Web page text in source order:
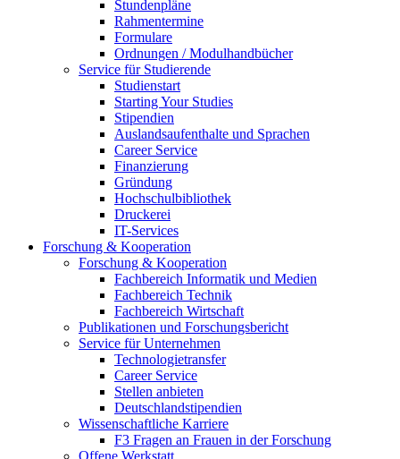
Stundenpläne
Rahmentermine
Formulare
Ordnungen / Modulhandbücher
Service für Studierende
Studienstart
Starting Your Studies
Stipendien
Auslandsaufenthalte und Sprachen
Career Service
Finanzierung
Gründung
Hochschulbibliothek
Druckerei
IT-Services
Forschung & Kooperation
Forschung & Kooperation
Fachbereich Informatik und Medien
Fachbereich Technik
Fachbereich Wirtschaft
Publikationen und Forschungsbericht
Service für Unternehmen
Technologietransfer
Career Service
Stellen anbieten
Deutschlandstipendien
Wissenschaftliche Karriere
F3 Fragen an Frauen in der Forschung
Offene Werkstatt